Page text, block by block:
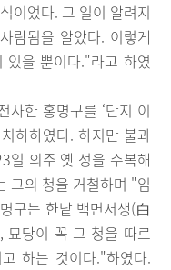
이었다. 그 일이 알려지
람됨을 알았다. 이렇게
을 뿐이다."라고 하였
사한 홍명구를 ‘단지 이
하하였다. 하지만 불과
일 의주 옛 성을 수복해
그의 청을 거철하며 "임
구는 한낱 백면서생(白
당이 꼭 그 청을 따르
하는 것이다."하였다.